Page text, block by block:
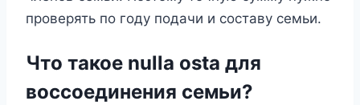
проверять по году подачи и составу семьи.
Что такое nulla osta для
воссоединения семьи?